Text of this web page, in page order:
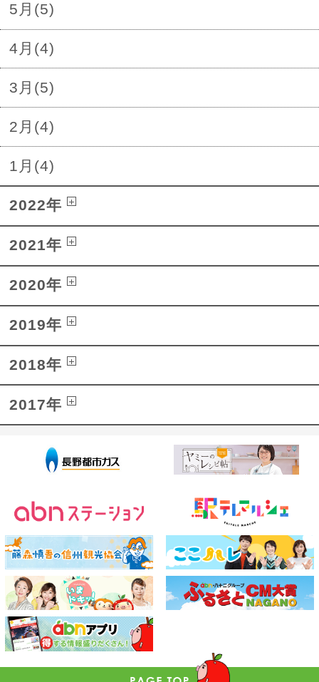
5月(5)
4月(4)
3月(5)
2月(4)
1月(4)
2022年
2021年
2020年
2019年
2018年
2017年